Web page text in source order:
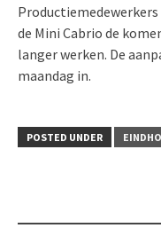
de Mini Cabrio de
langer werken. De
maandag in.
POSTED UNDER